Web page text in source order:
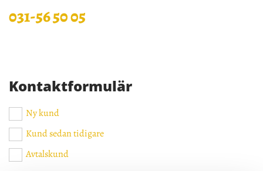
031-56 50 05
Kontaktformulär
Ny kund
Kund sedan tidigare
Avtalskund